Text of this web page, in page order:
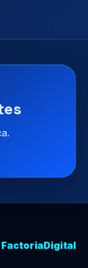
FactoriaDigital